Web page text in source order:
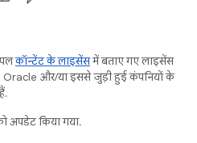
कॉन्टेंट के लाइसेंसमें बताए गए लाइसेंस
Oracle और/या इससे जुड़ी हुई कंपनियों के
अपडेट किया गया.